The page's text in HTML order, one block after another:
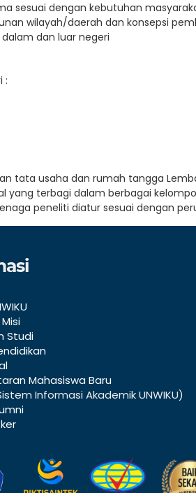
sesuai dengan kebutuhan
wilayah/daerah dan konsepsi
dan luar negeri
:
tata usaha dan rumah tangga
terbagi dalam berbagai
peneliti diatur sesuai dengan
Studi
Mahasiswa Baru
Informasi Akademik UNWIKU)